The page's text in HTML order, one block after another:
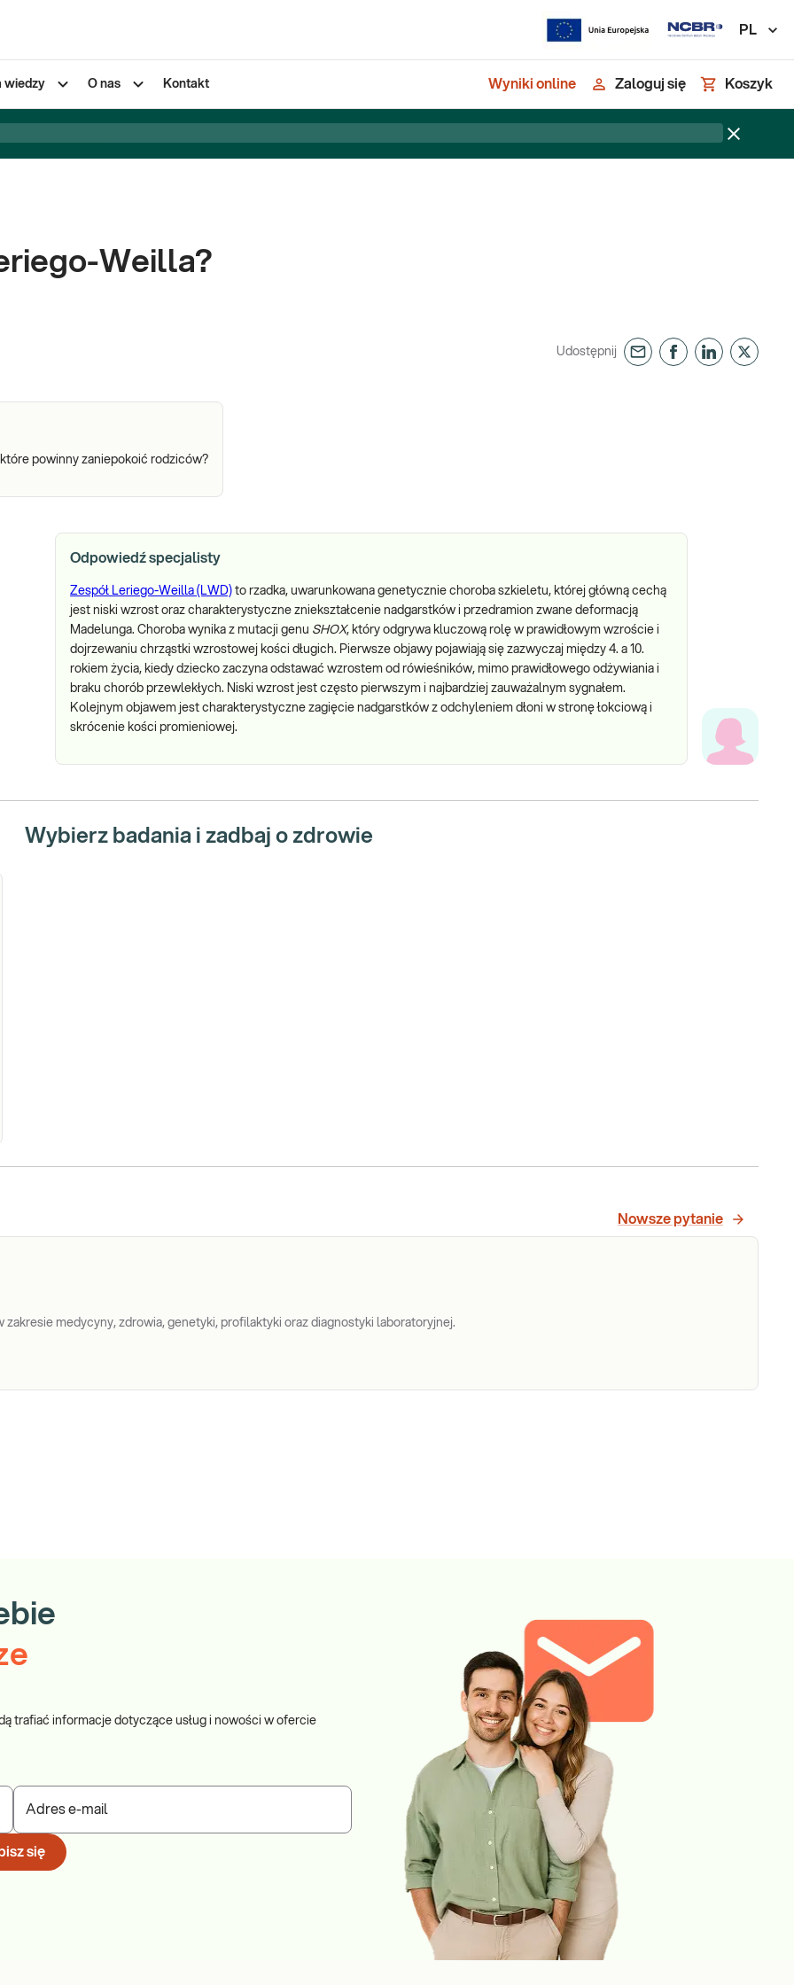
PL
wiedzy O nas Kontakt Wyniki online Zaloguj się Koszyk
Weilla?
Udostępnij
powinny zaniepokoić rodziców?
Odpowiedź specjalisty
Zespół Leriego-Weilla (LWD) to rzadka, uwarunkowana genetycznie choroba szkieletu, której główną cechą
jest niski wzrost oraz charakterystyczne zniekształcenie nadgarstków i przedramion zwane deformacją
Madelunga. Choroba wynika z mutacji genu SHOX, który odgrywa kluczową rolę w prawidłowym wzroście i
dojrzewaniu chrząstki wzrostowej kości długich. Pierwsze objawy pojawiają się zazwyczaj między 4. a 10.
rokiem życia, kiedy dziecko zaczyna odstawać wzrostem od rówieśników, mimo prawidłowego odżywiania i
braku chorób przewlekłych. Niski wzrost jest często pierwszym i najbardziej zauważalnym sygnałem.
Kolejnym objawem jest charakterystyczne zagięcie nadgarstków z odchyleniem dłoni w stronę łokciową i
skrócenie kości promieniowej.
Wybierz badania i zadbaj o zdrowie
Nowsze pytanie
zakresie medycyny, zdrowia, genetyki, profilaktyki oraz diagnostyki laboratoryjnej.
trafiać informacje dotyczące usług i nowości w ofercie
Adres e-mail
się